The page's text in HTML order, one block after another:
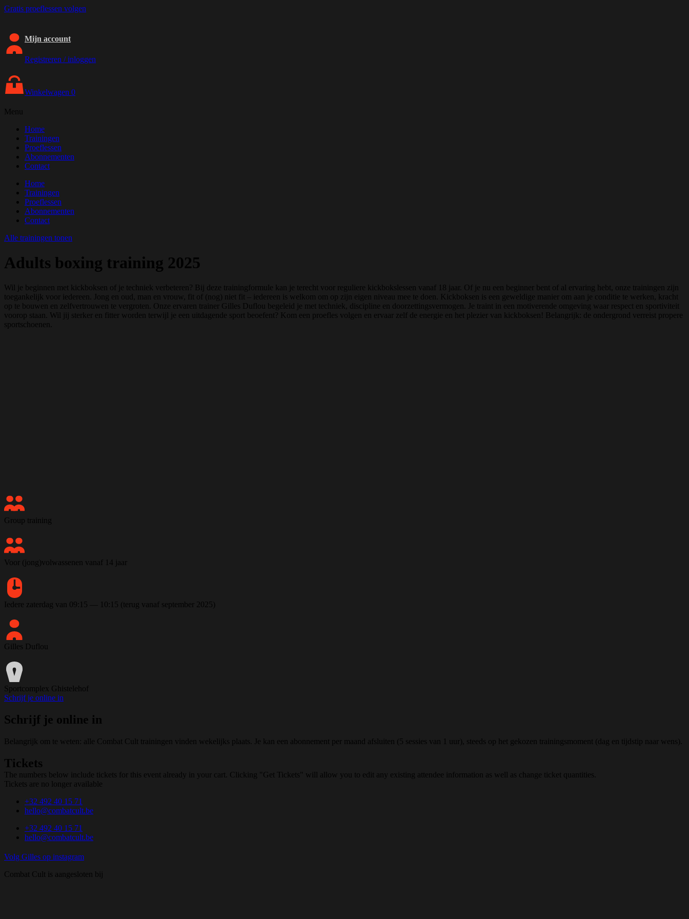
Gratis proeflessen volgen
Mijn account
Registreren / inloggen
Winkelwagen 0
Menu
Home
Trainingen
Proeflessen
Abonnementen
Contact
Home
Trainingen
Proeflessen
Abonnementen
Contact
Alle trainingen tonen
Adults boxing training 2025
Wil je beginnen met kickboksen of je techniek verbeteren? Bij deze trainingformule kan je terecht voor reguliere kickbokslessen vanaf 18 jaar. Of je nu een beginner bent of al ervaring hebt, onze trainingen zijn
toegankelijk voor iedereen. Jong en oud, man en vrouw, fit of (nog) niet fit – iedereen is welkom om op zijn eigen niveau mee te doen. Kickboksen is een geweldige manier om aan je conditie te werken, kracht
op te bouwen en zelfvertrouwen te vergroten. Onze ervaren trainer Gilles Duflou begeleid je met techniek, discipline en doorzettingsvermogen. Je traint in een motiverende omgeving waar respect en sportiviteit
voorop staan. Wil jij sterker en fitter worden terwijl je een uitdagende sport beoefent? Kom een proefles volgen en ervaar zelf de energie en het plezier van kickboksen! Belangrijk: de ondergrond verreist propere
sportschoenen.
Group training
Voor (jong)volwassenen vanaf 14 jaar
Iedere zaterdag van 09:15 — 10:15 (terug vanaf september 2025)
Gilles Duflou
Sportcomplex Ghistelehof
Schrijf je online in
Schrijf je online in
Belangrijk om te weten: alle Combat Cult trainingen vinden wekelijks plaats. Je kan een abonnement per maand afsluiten (5 sessies van 1 uur), steeds op het gekozen trainingsmoment (dag en tijdstip naar wens).
Tickets
The numbers below include tickets for this event already in your cart. Clicking "Get Tickets" will allow you to edit any existing attendee information as well as change ticket quantities.
Tickets are no longer available
+32 492 40 15 71
hello@combatcult.be
+32 492 40 15 71
hello@combatcult.be
Volg Gilles op instagram
Combat Cult is aangesloten bij